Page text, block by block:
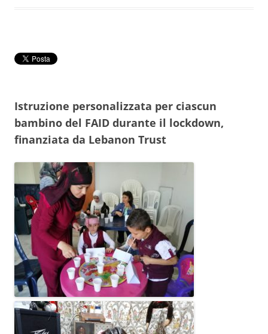
Istruzione personalizzata per ciascun
bambino del FAID durante il lockdown,
finanziata da Lebanon Trust